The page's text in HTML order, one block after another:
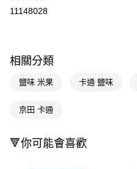
信用卡一次付款
悠遊付
Google Pay
11148028
相關分類
鹽味 米果 卡通 鹽味
京田 卡通
🔻你可能會喜歡